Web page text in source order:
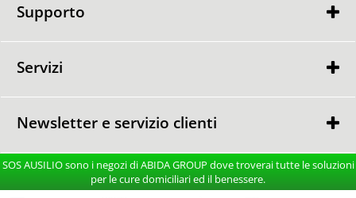
GARANZIA
Supporto
Servizi
Newsletter e servizio clienti
TEL. 091 980 97 57
Dal Lunedi al Venerdi
9:30 - 17:45
SOS AUSILIO sono i negozi di ABIDA GROUP dove troverai tutte le soluzioni
per le cure domiciliari ed il benessere.